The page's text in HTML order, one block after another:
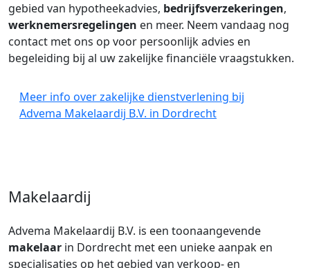
gebied van hypotheekadvies, bedrijfsverzekeringen,
werknemersregelingen en meer. Neem vandaag nog
contact met ons op voor persoonlijk advies en
begeleiding bij al uw zakelijke financiële vraagstukken.
Meer info over zakelijke dienstverlening bij
Advema Makelaardij B.V. in Dordrecht
Makelaardij
Advema Makelaardij B.V. is een toonaangevende
makelaar in Dordrecht met een unieke aanpak en
specialisaties op het gebied van verkoop- en